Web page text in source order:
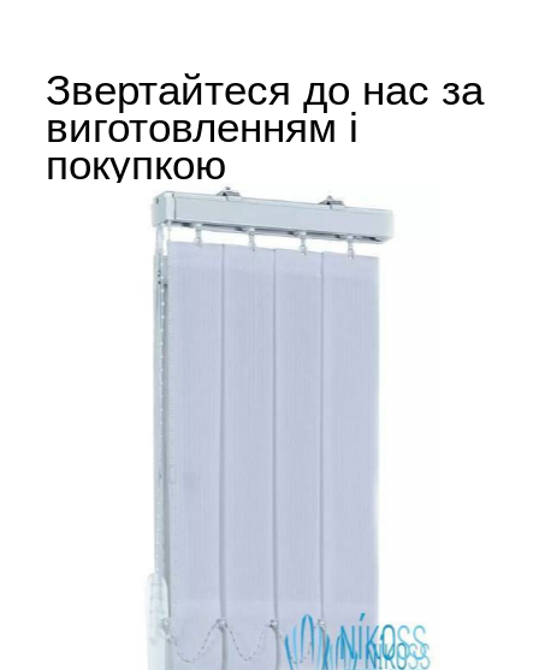
Звертайтеся до нас за
виготовленням і
покупкою